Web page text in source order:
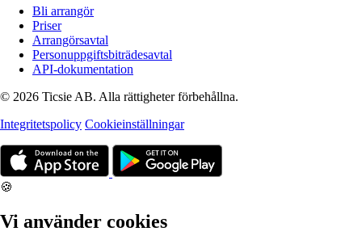
Bli arrangör
Priser
Arrangörsavtal
Personuppgiftsbiträdesavtal
API-dokumentation
© 2026 Ticsie AB. Alla rättigheter förbehållna.
Integritetspolicy Cookieinställningar
🍪
Vi använder cookies